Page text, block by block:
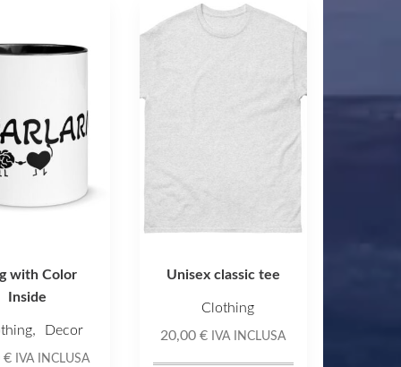
with Color
Inside
,
Decor
€ IVA INCLUSA
Unisex classic tee
Clothing
20,00€ IVA INCLUSA
prodotto
varianti.
scelte
pagina
prodotto